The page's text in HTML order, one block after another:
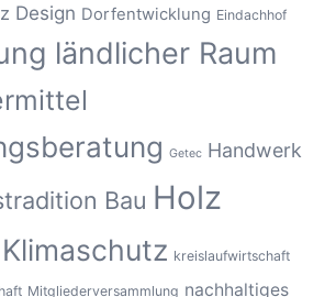
KONTRASTE
Design Dorfentwicklung Eindachhof
ländlicher Raum
Getec Handwerk
Bau Holz
Klimaschutz kreislaufwirtschaft
Mitgliederversammlung nachhaltiges